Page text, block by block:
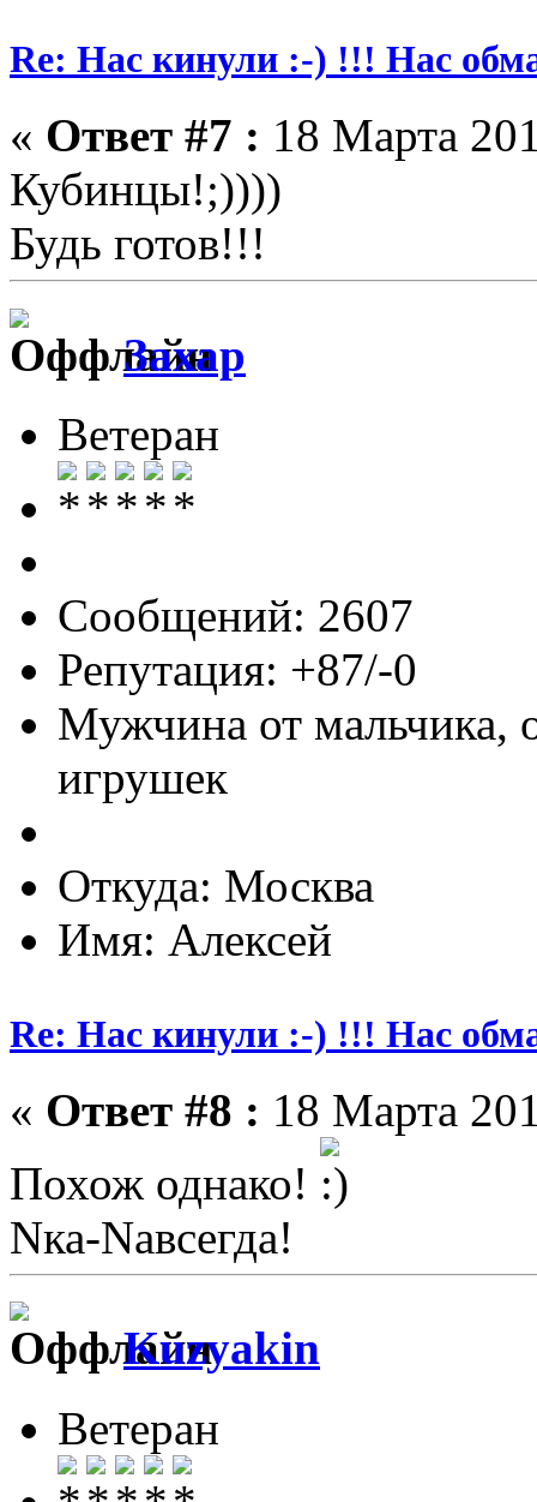
Re: Нас кинули :-) !!! Нас
« Ответ #7 : 18 Марта
Кубинцы!;))))
Будь готов!!!
Захар
Ветеран
Сообщений: 2607
Репутация: +87/-0
Мужчина от мальчика,
игрушек
Откуда: Москва
Имя: Алексей
Re: Нас кинули :-) !!! Нас
« Ответ #8 : 18 Марта
Похож однако!
Nка-Nавсегда!
Kuzyakin
Ветеран